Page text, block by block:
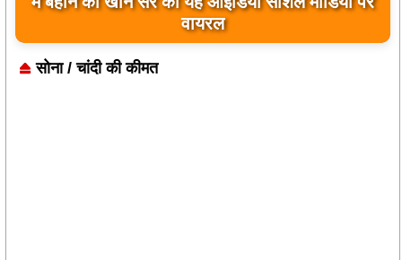
बयान पर भारत के केंद्रीय मंत्रियों की कड़ी प्रतिक्रिया
सोना / चांदी की कीमत